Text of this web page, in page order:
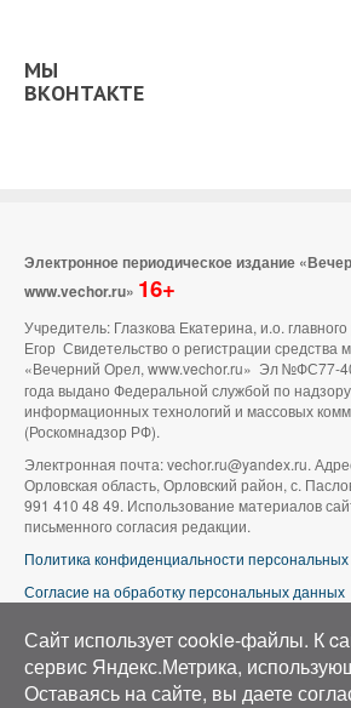
МЫ
ВКОНТАКТЕ
Электронное периодическое издание
www.vechor.ru» 16+
Учредитель: Глазкова Екатерина, и.о.
Егор Свидетельство о регистрации средства
«Вечерний Орел, www.vechor.ru» Эл №ФС77-
года выдано Федеральной службой по
информационных технологий и массовых
(Роскомнадзор РФ).
Электронная почта: vechor.ru@yandex.ru.
Орловская область, Орловский район, с.
991 410 48 49. Использование материалов
письменного согласия редакции.
Политика конфиденциальности
Согласие на обработку персональных данных
Аэросъемка в Орле»
Сайт использует cookie-файлы. К
сервис Яндекс.Метрика,
Оставаясь на сайте, вы даете